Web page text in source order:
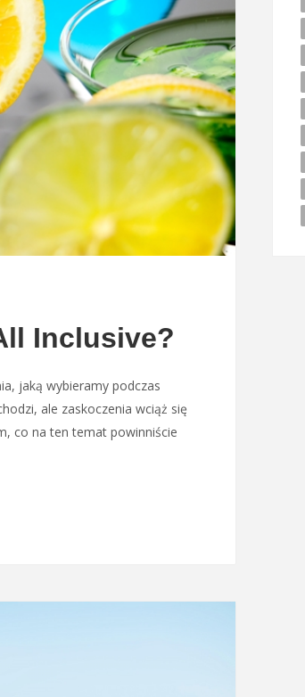
Inclusive?
jaką wybieramy podczas
ale zaskoczenia wciąż się
co na ten temat powinniście